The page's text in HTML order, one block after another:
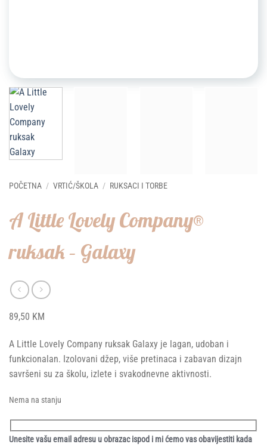
POČETNA / VRTIĆ/ŠKOLA / RUKSACI I TORBE
A Little Lovely Company®
ruksak – Galaxy
89,50 KM
A Little Lovely Company ruksak Galaxy je lagan, udoban i
funkcionalan. Izolovani džep, više pretinaca i zabavan dizajn
savršeni su za školu, izlete i svakodnevne aktivnosti.
Nema na stanju
Unesite vašu email adresu u obrazac ispod i mi ćemo vas obavijestiti kada